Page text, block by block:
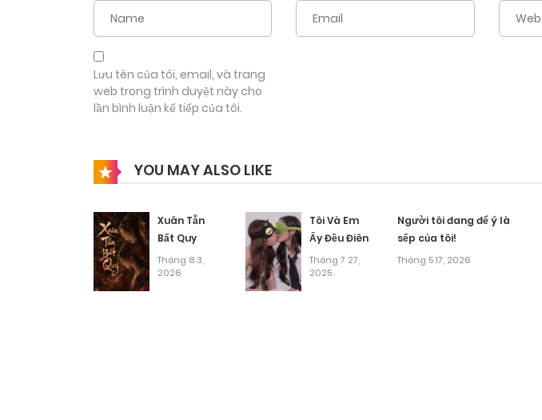
Lưu tên của tôi, email, và trang
web trong trình duyệt này cho
lần bình luận kế tiếp của tôi.
YOU MAY ALSO LIKE
Xuân Tẫn
Bất Quy
Tháng 8 3,
2026
Tôi Và Em
Ấy Đều Điên
Tháng 7 27,
2025
Người tôi đang để ý là
sếp của tôi!
Tháng 5 17, 2026